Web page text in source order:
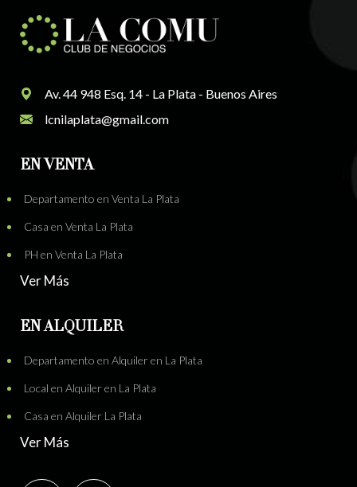
Av. 44 948 Esq. 14 - La Plata - Buenos Aires
lcnilaplata@gmail.com
EN VENTA
Departamento en Venta La Plata
Casa en Venta La Plata
PH en Venta La Plata
Ver Más
EN ALQUILER
Departamento en Alquiler en La Plata
Local en Alquiler en La Plata
Casa en Alquiler La Plata
Ver Más